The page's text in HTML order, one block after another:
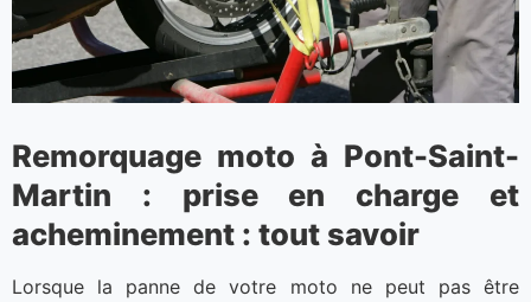
Remorquage moto à Pont-Saint-
Martin : prise en charge et
acheminement : tout savoir
Lorsque la panne de votre moto ne peut pas être